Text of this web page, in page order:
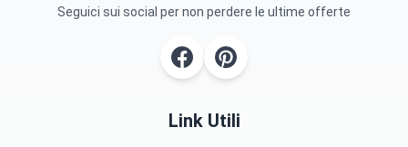
Seguici sui social per non perdere le ultime offerte
Link Utili